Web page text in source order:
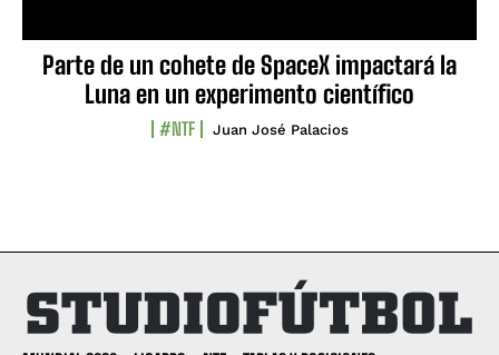
Parte de un cohete de SpaceX impactará la
Luna en un experimento científico
#NTF Juan José Palacios